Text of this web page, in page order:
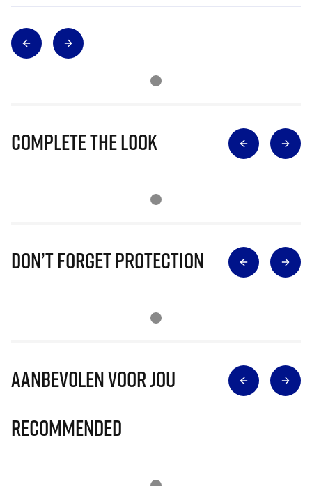
Complete The Look
Don’t Forget Protection
Aanbevolen voor jou
Recommended